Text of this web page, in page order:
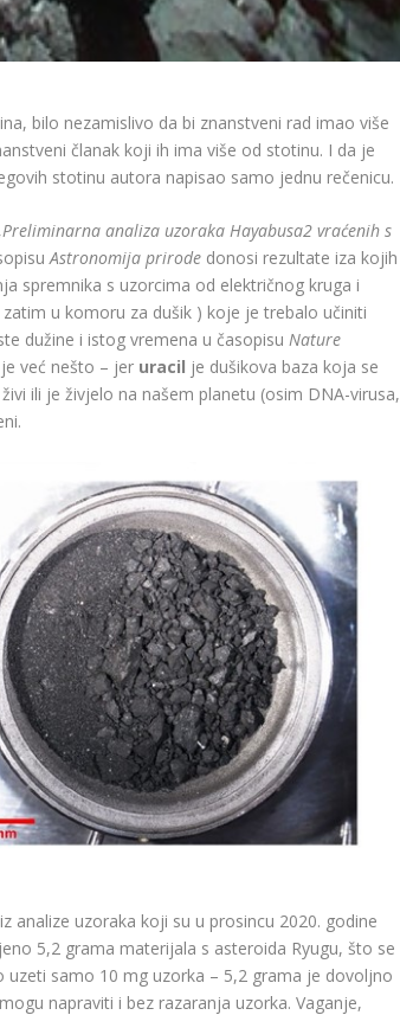
bilo nezamislivo da bi znanstveni rad imao više
članak koji ih ima više od stotinu. I da je
stotinu autora napisao samo jednu rečenicu.
analiza uzoraka Hayabusa2 vraćenih s
Astronomija prirode donosi rezultate iza kojih
spremnika s uzorcima od električnog kruga i
u komoru za dušik ) koje je trebalo učiniti
dužine i istog vremena u časopisuNature
već nešto – jer uracil je dušikova baza koja se
ili je živjelo na našem planetu (osim DNA-virusa,
analize uzoraka koji su u prosincu 2020. godine
5,2 grama materijala s asteroida Ryugu, što se
samo 10 mg uzorka – 5,2 grama je dovoljno
napraviti i bez razaranja uzorka. Vaganje,